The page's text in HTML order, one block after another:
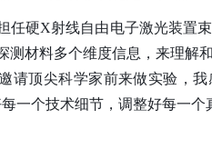
任硬X射线自由电子激光装置
测材料多个维度信息，来理解
请顶尖科学家前来做实验，我
一个技术细节，调整好每一